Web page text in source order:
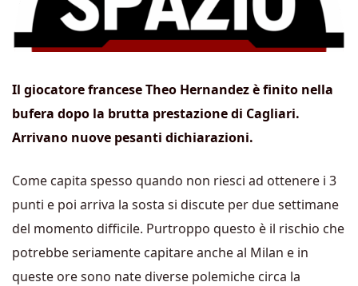
Il giocatore francese Theo Hernandez è finito nella
bufera dopo la brutta prestazione di Cagliari.
Arrivano nuove pesanti dichiarazioni.
Come capita spesso quando non riesci ad ottenere i 3
punti e poi arriva la sosta si discute per due settimane
del momento difficile. Purtroppo questo è il rischio che
potrebbe seriamente capitare anche al Milan e in
queste ore sono nate diverse polemiche circa la